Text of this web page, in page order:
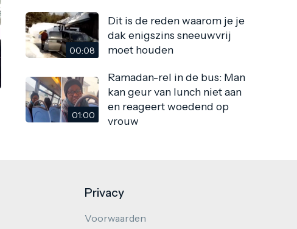
00:08
Dit is de reden waarom je je
dak enigszins sneeuwvrij
moet houden
01:00
Ramadan-rel in de bus: Man
kan geur van lunch niet aan
en reageert woedend op
vrouw
Privacy
Voorwaarden